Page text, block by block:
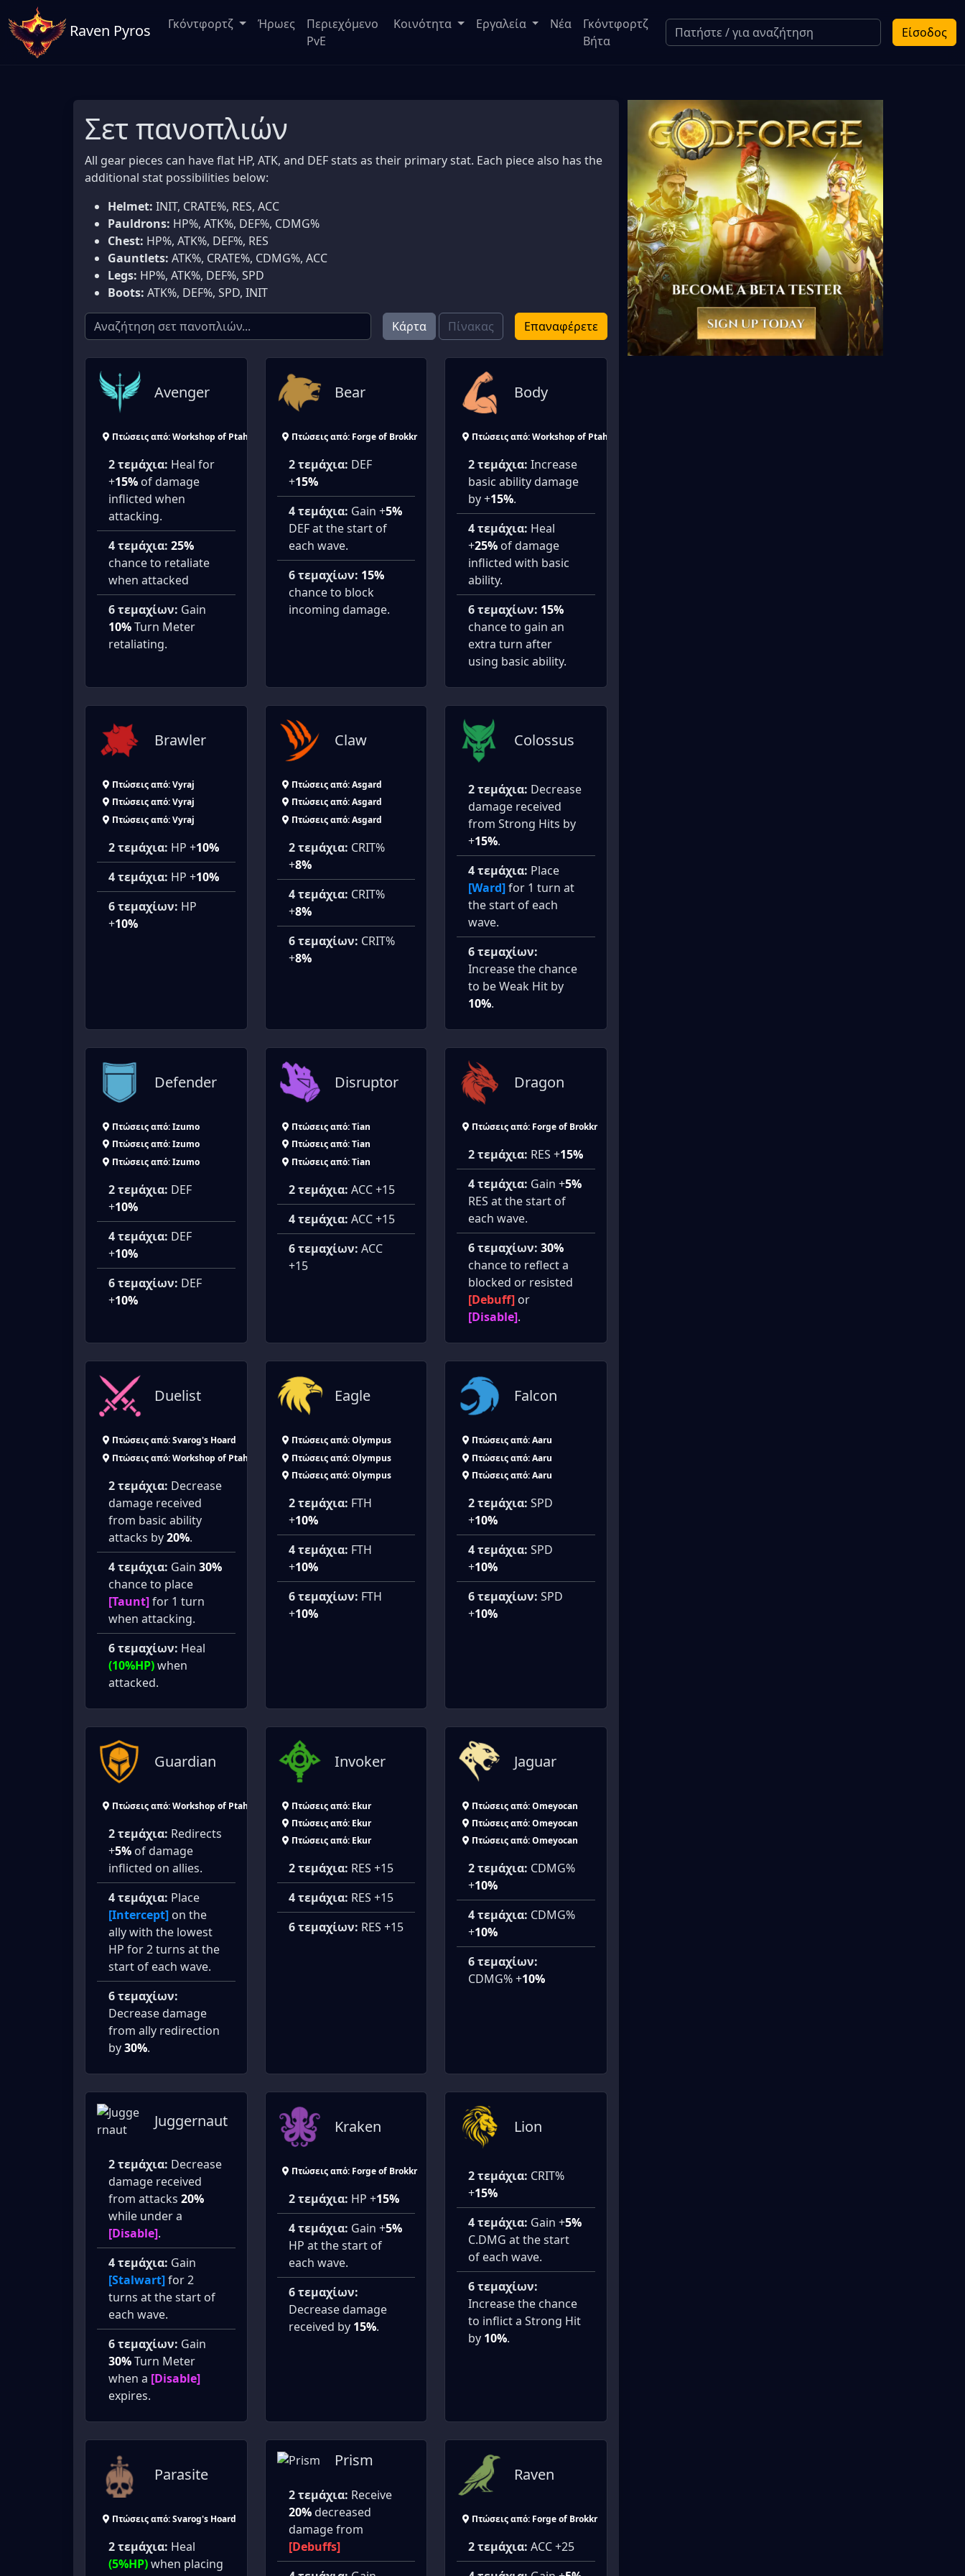
Raven Pyros Είσοδος
Γκόντφορτζ Ήρωες
Περιεχόμενο
PvE
Κοινότητα Εργαλεία Νέα
Γκόντφορτζ
Βήτα
Σετ πανοπλιών
All gear pieces can have flat HP, ATK, and DEF stats as their primary stat. Each piece also has the
additional stat possibilities below:
Helmet: INIT, CRATE%, RES, ACC
Pauldrons: HP%, ATK%, DEF%, CDMG%
Chest: HP%, ATK%, DEF%, RES
Gauntlets: ATK%, CRATE%, CDMG%, ACC
Legs: HP%, ATK%, DEF%, SPD
Boots: ATK%, DEF%, SPD, INIT
Κάρτα Πίνακας Επαναφέρετε
Avenger
Πτώσεις από: Workshop of Ptah
2 τεμάχια: Heal for
+15% of damage
inflicted when
attacking.
4 τεμάχια: 25%
chance to retaliate
when attacked
6 τεμαχίων: Gain
10%Turn Meter
retaliating.
Bear
Πτώσεις από: Forge of Brokkr
2 τεμάχια: DEF
+15%
4 τεμάχια: Gain +5%
DEF at the start of
each wave.
6 τεμαχίων: 15%
chance to block
incoming damage.
Body
Πτώσεις από: Workshop of Ptah
2 τεμάχια: Increase
basic ability damage
by +15%.
4 τεμάχια: Heal
+25% of damage
inflicted with basic
ability.
6 τεμαχίων: 15%
chance to gain an
extra turn after
using basic ability.
Brawler
Πτώσεις από: Vyraj
Πτώσεις από: Vyraj
Πτώσεις από: Vyraj
2 τεμάχια: HP +10%
4 τεμάχια: HP +10%
6 τεμαχίων: HP
+10%
Claw
Πτώσεις από: Asgard
Πτώσεις από: Asgard
Πτώσεις από: Asgard
2 τεμάχια: CRIT%
+8%
4 τεμάχια: CRIT%
+8%
6 τεμαχίων: CRIT%
+8%
Colossus
2 τεμάχια: Decrease
damage received
from Strong Hits by
+15%.
4 τεμάχια: Place
[Ward]for 1 turn at
the start of each
wave.
6 τεμαχίων:
Increase the chance
to be Weak Hit by
10%.
Defender
Πτώσεις από: Izumo
Πτώσεις από: Izumo
Πτώσεις από: Izumo
2 τεμάχια: DEF
+10%
4 τεμάχια: DEF
+10%
6 τεμαχίων: DEF
+10%
Disruptor
Πτώσεις από: Tian
Πτώσεις από: Tian
Πτώσεις από: Tian
2 τεμάχια: ACC +15
4 τεμάχια: ACC +15
6 τεμαχίων: ACC
+15
Dragon
Πτώσεις από: Forge of Brokkr
2 τεμάχια: RES +15%
4 τεμάχια: Gain +5%
RES at the start of
each wave.
6 τεμαχίων: 30%
chance to reflect a
blocked or resisted
[Debuff] or
[Disable].
Duelist
Πτώσεις από: Svarog's Hoard
Πτώσεις από: Workshop of Ptah
2 τεμάχια: Decrease
damage received
from basic ability
attacks by20%.
4 τεμάχια: Gain 30%
chance to place
[Taunt]for 1 turn
when attacking.
6 τεμαχίων: Heal
(10%HP)when
attacked.
Eagle
Πτώσεις από: Olympus
Πτώσεις από: Olympus
Πτώσεις από: Olympus
2 τεμάχια: FTH
+10%
4 τεμάχια: FTH
+10%
6 τεμαχίων: FTH
+10%
Falcon
Πτώσεις από: Aaru
Πτώσεις από: Aaru
Πτώσεις από: Aaru
2 τεμάχια: SPD
+10%
4 τεμάχια: SPD
+10%
6 τεμαχίων: SPD
+10%
Guardian
Πτώσεις από: Workshop of Ptah
2 τεμάχια: Redirects
+5% of damage
inflicted on allies.
4 τεμάχια: Place
[Intercept] on the
ally with the lowest
HP for 2 turns at the
start of each wave.
6 τεμαχίων:
Decrease damage
from ally redirection
by30%.
Invoker
Πτώσεις από: Ekur
Πτώσεις από: Ekur
Πτώσεις από: Ekur
2 τεμάχια: RES +15
4 τεμάχια: RES +15
6 τεμαχίων: RES +15
Jaguar
Πτώσεις από: Omeyocan
Πτώσεις από: Omeyocan
Πτώσεις από: Omeyocan
2 τεμάχια: CDMG%
+10%
4 τεμάχια: CDMG%
+10%
6 τεμαχίων:
CDMG% +10%
Juggernaut
2 τεμάχια: Decrease
damage received
from attacks 20%
while under a
[Disable].
4 τεμάχια: Gain
[Stalwart]for 2
turns at the start of
each wave.
6 τεμαχίων: Gain
30%Turn Meter
when a [Disable]
expires.
Kraken
Πτώσεις από: Forge of Brokkr
2 τεμάχια: HP +15%
4 τεμάχια: Gain +5%
HP at the start of
each wave.
6 τεμαχίων:
Decrease damage
received by 15%.
Lion
2 τεμάχια: CRIT%
+15%
4 τεμάχια: Gain +5%
C.DMG at the start
of each wave.
6 τεμαχίων:
Increase the chance
to inflict a Strong Hit
by 10%.
Parasite
Πτώσεις από: Svarog's Hoard
2 τεμάχια: Heal
(5%HP)when placing
Prism
2 τεμάχια: Receive
20%decreased
damage from
[Debuffs]
Raven
Πτώσεις από: Forge of Brokkr
2 τεμάχια: ACC +25